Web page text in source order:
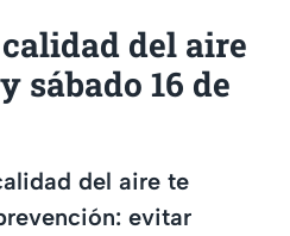
del aire
sábado 16 de
del aire te
evitar